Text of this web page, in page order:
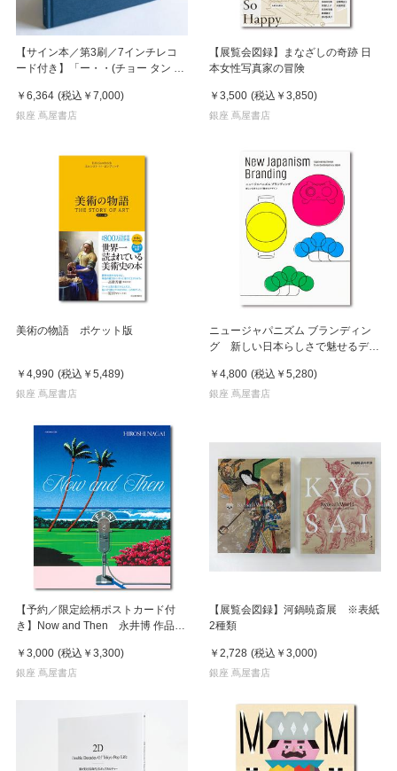
【サイン本／第3刷／7インチレコ
ード付き】「ー・・(チョー タン タ
￥6,364 (税込 ￥7,000)
銀座 蔦屋書店
【展覧会図録】まなざしの奇跡 日
本女性写真家の冒険
￥3,500 (税込 ￥3,850)
銀座 蔦屋書店
美術の物語 ポケット版
￥4,990 (税込 ￥5,489)
銀座 蔦屋書店
ニュージャパニズム ブランディン
グ 新しい日本らしさで魅せるデザ
￥4,800 (税込 ￥5,280)
銀座 蔦屋書店
【予約／限定絵柄ポストカード付
き】Now and Then 永井博 作品
￥3,000 (税込 ￥3,300)
銀座 蔦屋書店
【展覧会図録】河鍋暁斎展 ※表紙
2種類
￥2,728 (税込 ￥3,000)
銀座 蔦屋書店